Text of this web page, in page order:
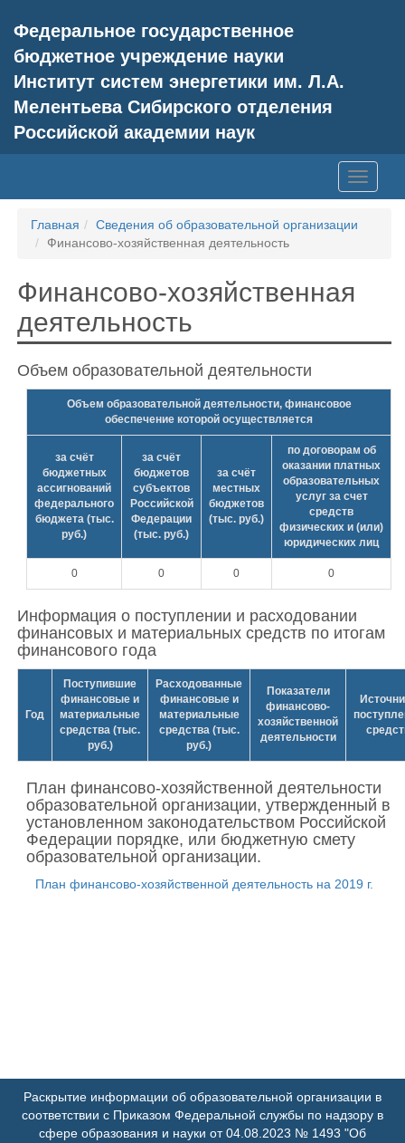
Федеральное государственное
бюджетное учреждение науки
Институт систем энергетики им. Л.А.
Мелентьева Сибирского отделения
Российской академии наук
Главная
Сведения об образовательной организации
Финансово-хозяйственная деятельность
Финансово-хозяйственная
деятельность
Объем образовательной деятельности
Объем образовательной деятельности, финансовое
обеспечение которой осуществляется
за счёт
бюджетных
ассигнований
федерального
бюджета (тыс.
руб.)
за счёт
бюджетов
субъектов
Российской
Федерации
(тыс. руб.)
за счёт
местных
бюджетов
(тыс. руб.)
по договорам об
оказании платных
образовательных
услуг за счет
средств
физических и (или)
юридических лиц
0 0 0 0
Информация о поступлении и расходовании
финансовых и материальных средств по итогам
финансового года
Год
Поступившие
финансовые и
материальные
средства (тыс.
руб.)
Расходованные
финансовые и
материальные
средства (тыс.
руб.)
Показатели
финансово-
хозяйственной
деятельности
План финансово-хозяйственной деятельности
образовательной организации, утвержденный в
установленном законодательством Российской
Федерации порядке, или бюджетную смету
образовательной организации.
План финансово-хозяйственной деятельность на 2019 г.
Раскрытие информации об образовательной организации в
соответствии с Приказом Федеральной службы по надзору в
сфере образования и науки от 04.08.2023 № 1493 "Об